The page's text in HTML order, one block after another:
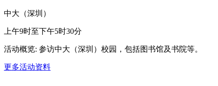
中大（深圳）
上午9时至下午5时30分
活动概览: 参访中大（深圳）校园，包括图书馆及书院等。
更多活动资料